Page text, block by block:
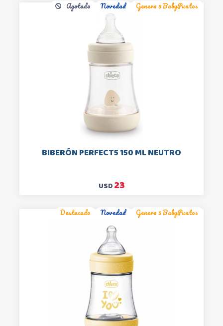
Agotado Novedad Genera 5 BabyPuntos
BIBERÓN PERFECT5 150 ML NEUTRO
USD23
Destacado Novedad Genera 5 BabyPuntos